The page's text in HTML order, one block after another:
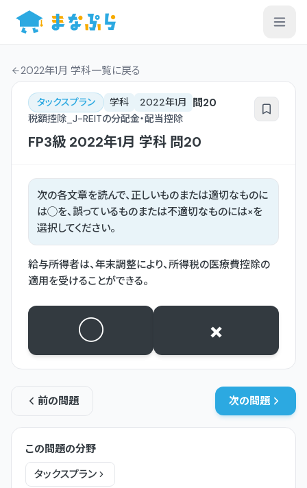
2022年1月 学科一覧に戻る
タックスプラン 学科 2022年1月 問20
税額控除_J-REITの分配金・配当控除
FP3級 2022年1月 学科 問20
次の各文章を読んで、正しいものまたは適切なものに
は◯を、誤っているものまたは不適切なものには×を
選択してください。
給与所得者は、年末調整により、所得税の医療費控除の
適用を受けることができる。
○ ×
前の問題 次の問題
この問題の分野
タックスプラン